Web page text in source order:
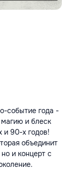
событие года -
и блеск
и 90-х годов!
объединит
и концерт с